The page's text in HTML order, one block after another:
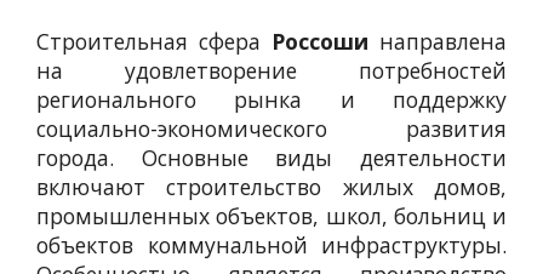
Строительная сфера Россоши направлена
на удовлетворение потребностей
регионального рынка и поддержку
социально-экономического развития
города. Основные виды деятельности
включают строительство жилых домов,
промышленных объектов, школ, больниц и
объектов коммунальной инфраструктуры.